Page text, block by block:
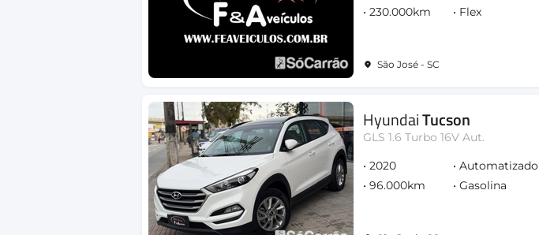
230.000km
Flex
São José - SC
HyundaiTucson
GLS 1.6 Turbo 16V Aut.
2020
Automatizado
96.000km
Gasolina